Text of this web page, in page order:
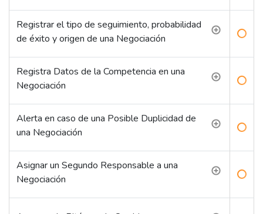
Registrar el tipo de seguimiento, probabilidad
de éxito y origen de una Negociación
Registra Datos de la Competencia en una
Negociación
Alerta en caso de una Posible Duplicidad de
una Negociación
Asignar un Segundo Responsable a una
Negociación